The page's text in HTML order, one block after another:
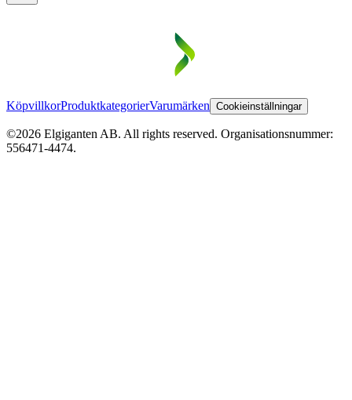
KöpvillkorProduktkategorierVarumärken Cookieinställningar
©2026 Elgiganten AB. All rights reserved. Organisationsnummer:
556471-4474.